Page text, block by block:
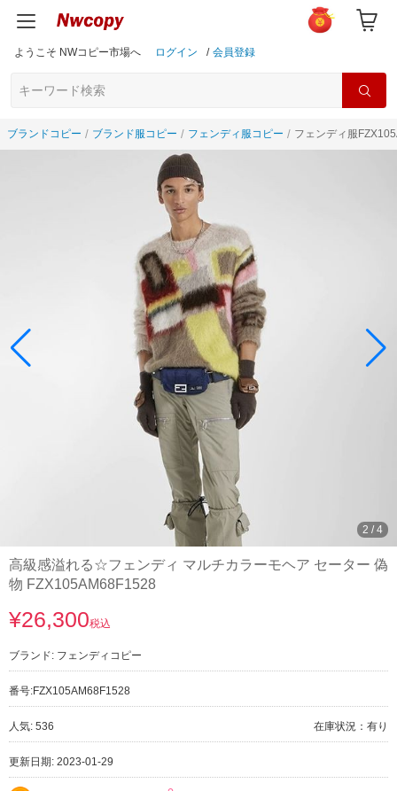
ようこそ NWコピー市場へ ログイン / 会員登録
ブランドコピー ブランド服コピー フェンディ服コピー フェンディ服
3 /4
高級感溢れる☆フェンディ マルチカラーモヘア セーター 偽
物 FZX105AM68F1528
¥26,300税込
ブランド: フェンディコピー
番号:FZX105AM68F1528
人気: 536 在庫状況：有り
更新日期: 2023-01-29